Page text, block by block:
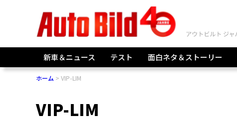
新車＆ニュース テスト 面白ネタ＆ストーリー
ホーム VIP-LIM
VIP-LIM